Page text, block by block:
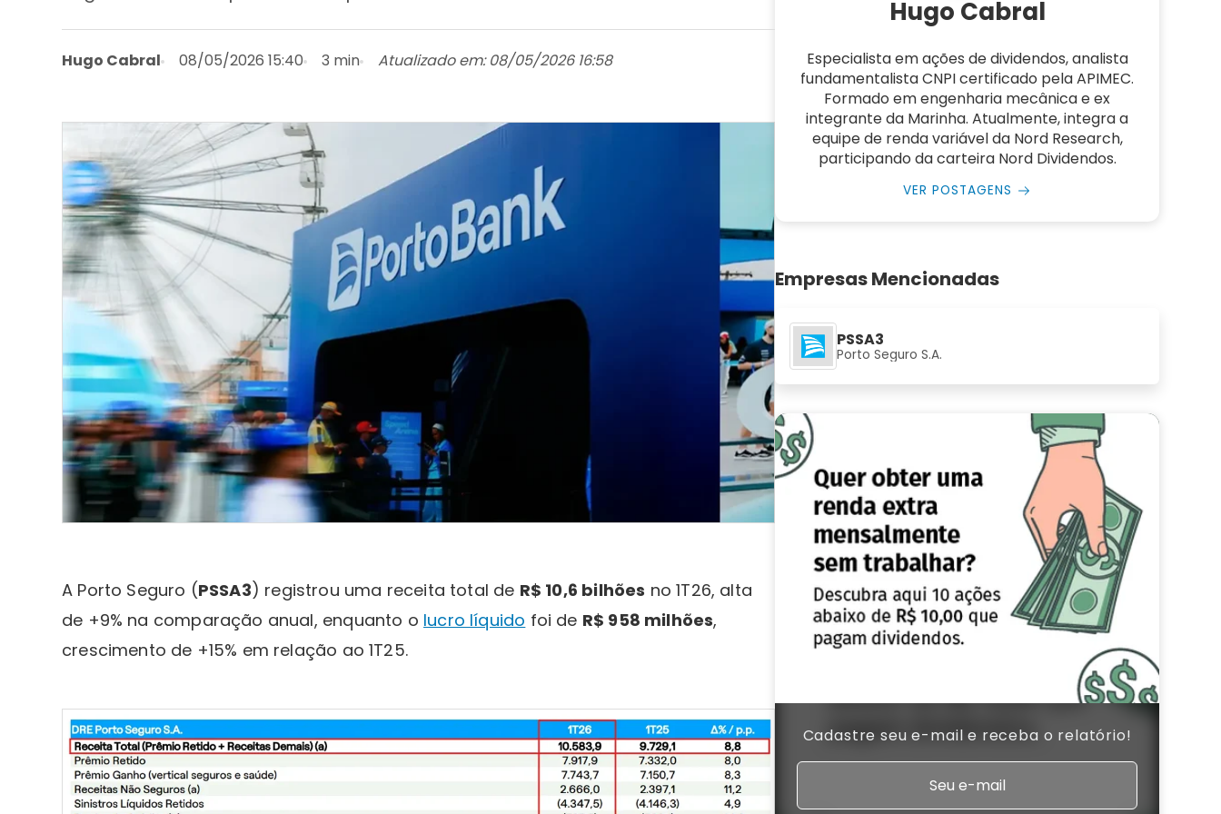
Hugo Cabral 08/05/2026 15:40 3 min Atualizado em: 08/05/2026 16:58
A Porto Seguro (PSSA3) registrou uma receita total de R$ 10,6 bilhões no 1T26, alta
de +9% na comparação anual, enquanto o lucro líquido foi de R$ 958 milhões,
crescimento de +15% em relação ao 1T25.
Hugo Cabral
Especialista em ações de dividendos, analista
fundamentalista CNPI certificado pela APIMEC.
Formado em engenharia mecânica e ex
integrante da Marinha. Atualmente, integra a
equipe de renda variável da Nord Research,
participando da carteira Nord Dividendos.
VER POSTAGENS
Empresas Mencionadas
PSSA3
Porto Seguro S.A.
Cadastre seu e-mail e receba o relatório!